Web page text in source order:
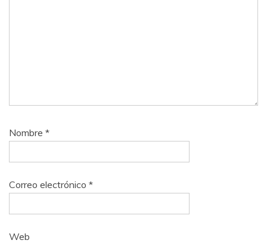
Nombre *
Correo electrónico *
Web